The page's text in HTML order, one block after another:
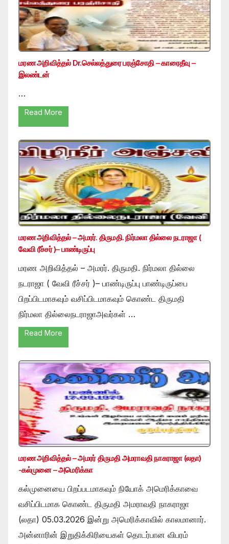
மரண அறிவித்தல் Dr.செல்லத்துரை பரஞ்சோதி – காரைதீவு –
இலண்டன்
…
Read More
மரண அறிவித்தல் – அமரர். திருமதி. நிர்மலா தில்லை நடராஜா (
வேவி ரீச்சர் )– பாண்டிருப்பு
மரண அறிவித்தல் – அமரர். திருமதி. நிர்மலா தில்லை
நடராஜா ( வேவி ரீச்சர் )– பாண்டிருப்பு பாண்டிருப்பை
பிறப்பிடமாகவும் வசிப்பிடமாகவும் கொண்ட திருமதி
நிர்மலா தில்லைநடராஜாஅவர்கள் …
Read More
மரண அறிவித்தல் – அமரர் திருமதி அமராவதி நாகராஜா (லதா)
-கல்முனை – அமெரிக்கா
கல்முனையை பிறப்படமாகவும் நியோக் அமெரிக்காவை
வசிப்பிடமாக கொண்ட திருமதி அமராவதி நாகராஜா
(லதா) 05.03.2026 இன்று அமெரிக்காவில் காலமானார்.
அன்னாரின் இறுதிக்கிரியைகள் தொடர்பான விபரம்